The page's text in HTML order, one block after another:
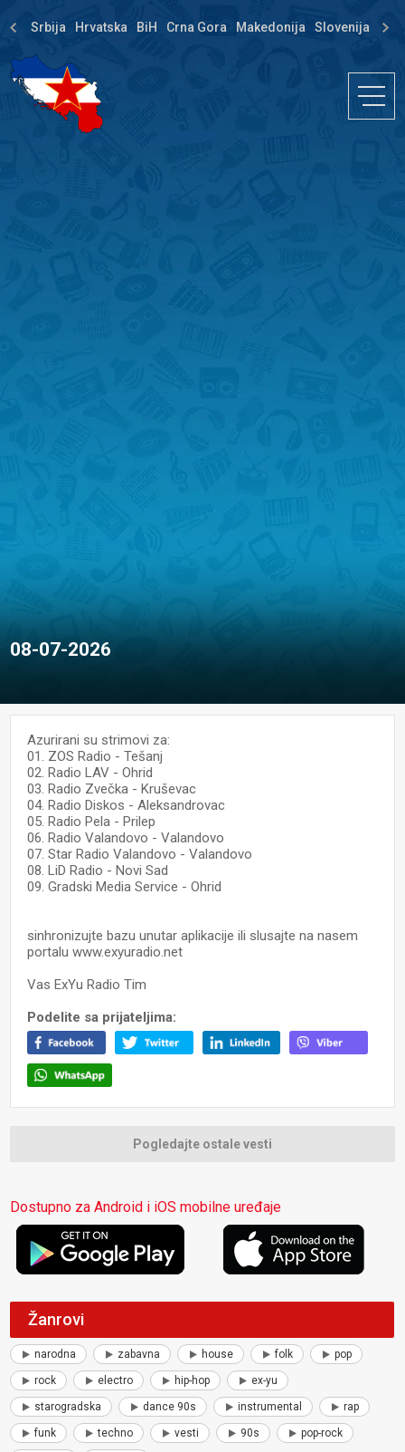
Srbija Hrvatska BiH Crna Gora Makedonija Slovenija
08-07-2026
Azurirani su strimovi za:
01. ZOS Radio - Tešanj
02. Radio LAV - Ohrid
03. Radio Zvečka - Kruševac
04. Radio Diskos - Aleksandrovac
05. Radio Pela - Prilep
06. Radio Valandovo - Valandovo
07. Star Radio Valandovo - Valandovo
08. LiD Radio - Novi Sad
09. Gradski Media Service - Ohrid
sinhronizujte bazu unutar aplikacije ili slusajte na nasem
portalu www.exyuradio.net
Vas ExYu Radio Tim
Podelite sa prijateljima:
Pogledajte ostale vesti
Dostupno za Android i iOS mobilne uređaje
Žanrovi
narodna zabavna house folk pop
rock electro hip-hop ex-yu
starogradska dance 90s instrumental rap
funk techno vesti 90s pop-rock